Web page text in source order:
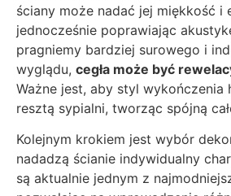
ściany może nadać jej miękkość i
jednocześnie poprawiając
pragniemy bardziej surowego i
wyglądu, cegła może być
Ważne jest, aby styl wykończenia
resztą sypialni, tworząc spójną
Kolejnym krokiem jest wybór
nadadzą ścianie indywidualny
są aktualnie jednym z